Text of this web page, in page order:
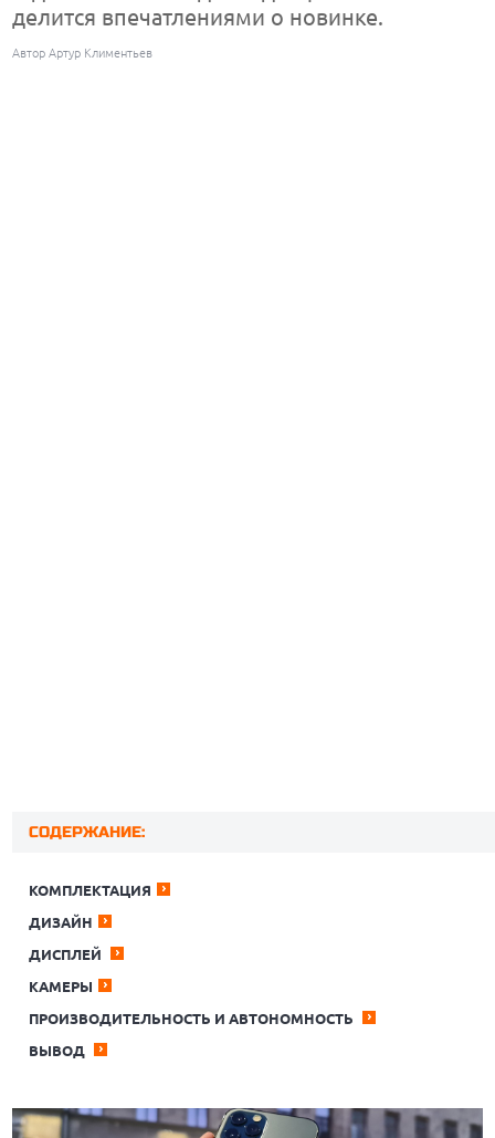
делится впечатлениями о новинке.
Автор Артур Климентьев
СОДЕРЖАНИЕ:
КОМПЛЕКТАЦИЯ
ДИЗАЙН
ДИСПЛЕЙ
КАМЕРЫ
ПРОИЗВОДИТЕЛЬНОСТЬ И АВТОНОМНОСТЬ
ВЫВОД